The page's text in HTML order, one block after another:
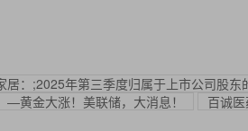
居：;2025年第三季度归属于上市公司股
—黄金大涨！美联储，大消息！
百诚